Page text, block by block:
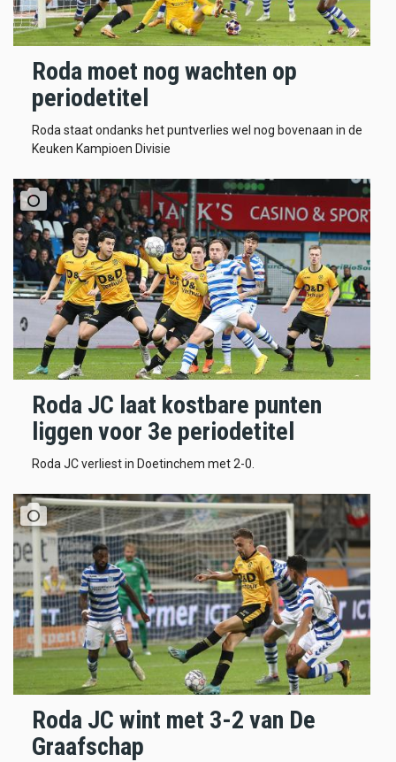
Roda moet nog wachten op
periodetitel
Roda staat ondanks het puntverlies wel nog bovenaan in de
Keuken Kampioen Divisie
Roda JC laat kostbare punten
liggen voor 3e periodetitel
Roda JC verliest in Doetinchem met 2-0.
Roda JC wint met 3-2 van De
Graafschap